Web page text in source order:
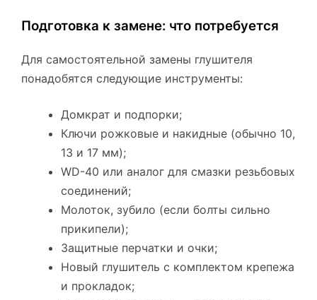
Подготовка к замене: что потребуется
Для самостоятельной замены глушителя
понадобятся следующие инструменты:
Домкрат и подпорки;
Ключи рожковые и накидные (обычно 10,
13 и 17 мм);
WD-40 или аналог для смазки резьбовых
соединений;
Молоток, зубило (если болты сильно
прикипели);
Защитные перчатки и очки;
Новый глушитель с комплектом крепежа
и прокладок;